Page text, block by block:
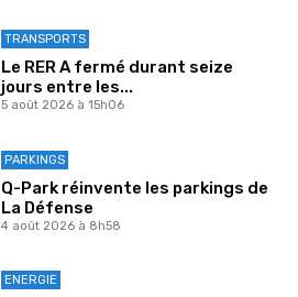
TRANSPORTS
Le RER A fermé durant seize
jours entre les...
5 août 2026 à 15h06
PARKINGS
Q-Park réinvente les parkings de
La Défense
4 août 2026 à 8h58
ENERGIE